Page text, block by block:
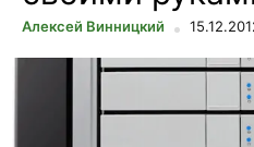
Алексей Винницкий